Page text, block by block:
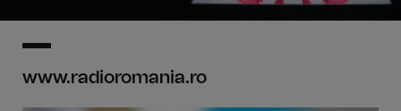
www.radioromania.ro